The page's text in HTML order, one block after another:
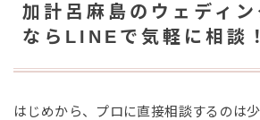
加計呂麻島のウェディ
ならLINEで気軽に相談！
はじめから、プロに直接相談するのは